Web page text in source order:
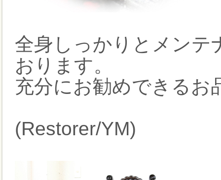
全身しっかりとメンテ
おります。
充分にお勧めできるお
(Restorer/YM)